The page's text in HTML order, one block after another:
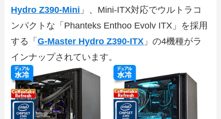
Hydro Z390-Mini 」、Mini-ITX対応でウルトラコ
ンパクトな「Phanteks Enthoo Evolv ITX」を採用
する「G-Master Hydro Z390-ITX 」の4機種がラ
インナップされています。